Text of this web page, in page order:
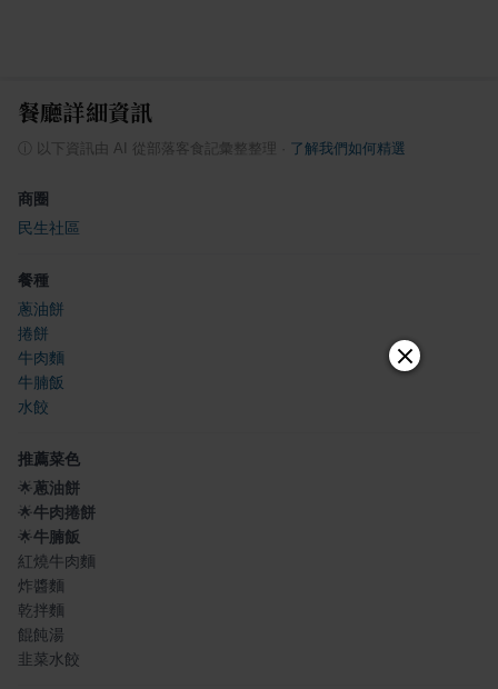
餐廳詳細資訊
以下資訊由 AI 從部落客食記彙整整理 了解我們如何精選
商圈
民生社區
餐種
蔥油餅
捲餅
牛肉麵
牛腩飯
水餃
推薦菜色
🌟蔥油餅
🌟牛肉捲餅
🌟牛腩飯
紅燒牛肉麵
炸醬麵
乾拌麵
餛飩湯
韭菜水餃